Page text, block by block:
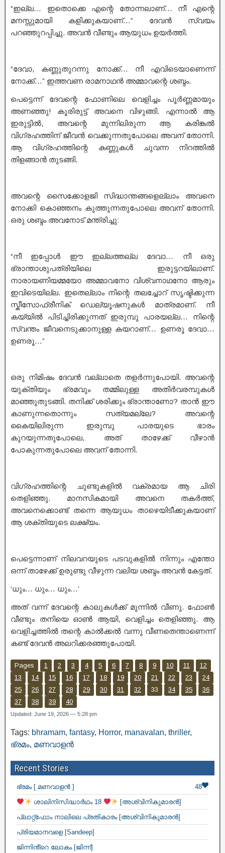
“ഇല്ല… ഇതൊക്കെ എന്റെ തോന്നലാണ്… നീ എന്റെ
മനസ്സുമായി കളിക്കുകയാണ്…” ദേവൻ സ്വയം
പറഞ്ഞുറപ്പിച്ചു. അവൻ വീണ്ടും ആയുധം ഉയർത്തി.
“ദേവാ, കണ്ണുതുറന്നു നോക്ക്… നീ എവിടെയാണെന്ന്
നോക്ക്…” ഇത്തവണ രാമനാഥൻ അമ്മാവന്റെ ശബ്ദം.
പെട്ടെന്ന് ദേവന്റെ ഫോണിലെ വെളിച്ചം പൂർണ്ണമായും
അണഞ്ഞു! കൂരിരുട്ട് അവനെ വിഴുങ്ങി. എന്നാൽ ആ
ഇരുട്ടിൽ, അവന്റെ മുന്നിലിരുന്ന ആ കരിങ്കൽ
വിഗ്രഹത്തിന് ജീവൻ വെക്കുന്നതുപോലെ അവന് തോന്നി.
ആ വിഗ്രഹത്തിന്റെ കണ്ണുകൾ ചുവന്ന നിറത്തിൽ
തിളങ്ങാൻ തുടങ്ങി.
അവന്റെ സൈക്കോളജി സിദ്ധാന്തങ്ങളെല്ലാം അവനെ
നോക്കി കൊഞ്ഞനം കുത്തുന്നതുപോലെ അവന് തോന്നി.
ഒരു ശബ്ദം അവനോട് മന്ത്രിച്ചു:
“നീ ഇപ്പോൾ ഈ ഇല്ലത്തല്ല ദേവാ… നീ ഒരു
ഭ്രാന്താശുപത്രിയിലെ ഇരുട്ടറയിലാണ്.
നാരായണിയമ്മയോ അമ്മാവനോ വിശ്വനാഥനോ ആരും
ഇവിടെയില്ല. ഇതെല്ലാം നിന്റെ തലച്ചോറ് സൃഷ്ടിക്കുന്ന
സ്കീസോഫ്രീനിക് ഡെല്യൂഷനുകൾ മാത്രമാണ്. നീ
കയ്യിൽ പിടിച്ചിരിക്കുന്നത് ഇരുമ്പു പാരയല്ല… നിന്റെ
സ്വന്തം ജീവനെടുക്കാനുള്ള കയറാണ്… ഉണരൂ ദേവാ…
ഉണരൂ…”
ഒരു നിമിഷം ദേവൻ വല്ലാതെ തളർന്നുപോയി. അവന്റെ
യുക്തിയും ഭ്രമവും തമ്മിലുള്ള അതിർവരമ്പുകൾ
മാഞ്ഞുതുടങ്ങി. തനിക്ക് ശരിക്കും ഭ്രാന്താണോ? താൻ ഈ
കാണുന്നതൊന്നും സത്യമല്ലേ? അവന്റെ
കൈയിലിരുന്ന ഇരുമ്പു പാരയുടെ ഭാരം
കുറയുന്നതുപോലെ, അത് താഴേക്ക് വീഴാൻ
പോകുന്നതുപോലെ അവന് തോന്നി.
വിഗ്രഹത്തിന്റെ ചുണ്ടുകളിൽ വക്രമായ ആ ചിരി
തെളിഞ്ഞു. മാനസികമായി അവനെ തകർത്ത്,
അവനെക്കൊണ്ട് തന്നെ ആയുധം താഴെയിടീക്കുകയാണ്
ആ ശക്തിയുടെ ലക്ഷ്യം.
പെട്ടെന്നാണ് നിലവറയുടെ പടവുകളിൽ നിന്നും എന്തോ
ഒന്ന് താഴേക്ക് ഉരുണ്ടു വീഴുന്ന വലിയ ശബ്ദം അവൻ കേട്ടത്.
‘ധും… ധും… ധും…’
അത് വന്ന് ദേവന്റെ കാലുകൾക്ക് മുന്നിൽ വീണു. ഫോൺ
വീണ്ടും തനിയെ ഓൺ ആയി, വെളിച്ചം തെളിഞ്ഞു. ആ
വെളിച്ചത്തിൽ തന്റെ കാൽക്കൽ വന്നു വീണതെന്താണെന്ന്
കണ്ട് ദേവൻ അലറിക്കരഞ്ഞുപോയി.
Pages 1 2 3 4 5 6 7 8 9 10 11
12
13
14 15 16 17 18 19 20 21 22 23
24
25
26 27 28 29 30 31 32 33 34 35
36
37
38 39 40
Updated: June 19, 2026 — 5:28 pm
Tags: bhramam, fantasy, Horror, manavalan, thriller,
ഭ്രമം, മണവാളൻ
Recent Stories
ഭ്രമം [ മണവാളൻ ]
48
ശാലിനിസിദ്ധാർഥം 18
[അശ്വിനികുമാരൻ]
പ്ലാറ്റ്ഫോം നാലിലെ പ്രതികാരം [അശ്വിനികുമാരൻ]
പ്രിയമാനവളെ [Sandeep]
ജിന്നിൻ്റെ ലോകം [ജിന്ന്]